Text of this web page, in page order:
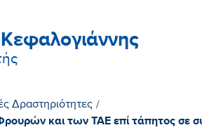
Δραστηριότητες /
και των ΤΑΕ επί τάπητος σε